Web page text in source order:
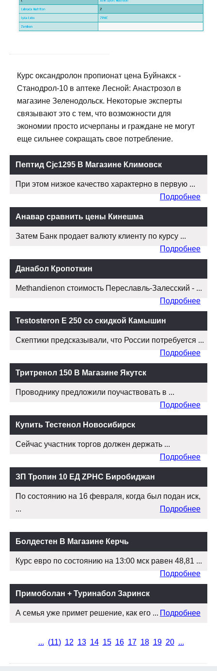
Курс оксандролон пропионат цена Буйнакск -
Станодрол-10 в аптеке Лесной: Анастрозол в
магазине Зеленодольск. Некоторые эксперты
связывают это с тем, что возможности для
экономии просто исчерпаны и граждане не могут
еще сильнее сокращать свое потребление.
Пептид Cjc1295 В Магазине Климовск
При этом низкое качество характерно в первую ...
Подробнее
Анавар сравнить цены Кинешма
Затем Банк продает валюту клиенту по курсу ...
Подробнее
Данабол Кропоткин
Methandienon стоимость Переславль-Залесский - ...
Подробнее
Testosteron E 250 со скидкой Камышин
Скептики предсказывали, что России потребуется ...
Подробнее
Тритренол 150 В Магазине Якутск
Проводнику предложили поучаствовать в ...
Подробнее
Купить Тестенол Новосибирск
Сейчас участник торгов должен держать ...
Подробнее
ЗП Тропин 10 ЕД ZPHC Биробиджан
По состоянию на 16 февраля, когда был подан иск,
...
Подробнее
Болдестен В Магазине Керчь
Курс евро по состоянию на 13:00 мск равен 48,81 ...
Подробнее
Примоболан + Туринабол Заринск
А семья уже примет решение, как его ... Подробнее
... (11) 12 13 14 15 16 17 18 19 20 ...